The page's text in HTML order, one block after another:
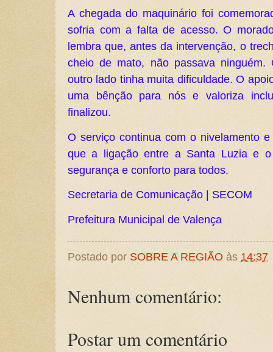
A chegada do maquinário foi
sofria com a falta de acesso. O
lembra que, antes da intervenção, o
cheio de mato, não passava ninguém.
outro lado tinha muita dificuldade. O
uma bênção para nós e valoriza
finalizou.
O serviço continua com o nivelamento
que a ligação entre a Santa Luzia e
segurança e conforto para todos.
Secretaria de Comunicação | SECOM
Prefeitura Municipal de Valença
Postado por SOBRE A REGIÃO às 14:37
Nenhum comentário:
Postar um comentário